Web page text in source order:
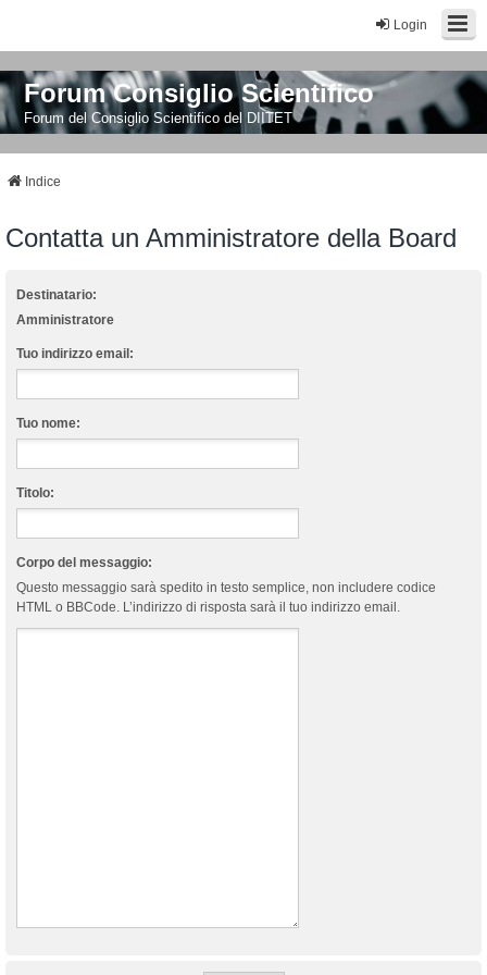
Login
Forum Consiglio Scientifico
Forum del Consiglio Scientifico del DIITET
Indice
Contatta un Amministratore della Board
Destinatario:
Amministratore
Tuo indirizzo email:
Tuo nome:
Titolo:
Corpo del messaggio:
Questo messaggio sarà spedito in testo semplice, non includere codice
HTML o BBCode. L’indirizzo di risposta sarà il tuo indirizzo email.